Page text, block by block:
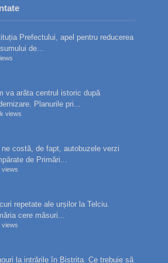
Prefectului, apel pentru reducerea
de...
va arăta centrul istoric după
Planurile pri...
views
ne costă, de fapt, autobuzele verzi
de Primări...
views
repetate ale urșilor la Telciu.
cere măsuri...
views
la intrările în Bistrița. Ce trebuie să